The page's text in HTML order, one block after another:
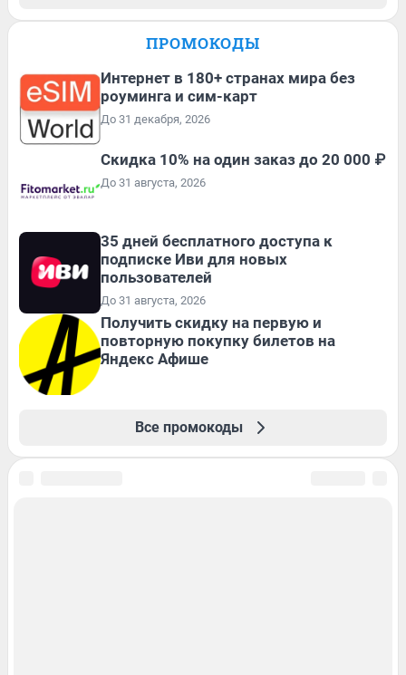
ПРОМОКОДЫ
Интернет в 180+ странах мира без
роуминга и сим-карт
До 31 декабря, 2026
Скидка 10% на один заказ до 20 000 ₽
До 31 августа, 2026
35 дней бесплатного доступа к
подписке Иви для новых
пользователей
До 31 августа, 2026
Получить скидку на первую и
повторную покупку билетов на
Яндекс Афише
Все промокоды